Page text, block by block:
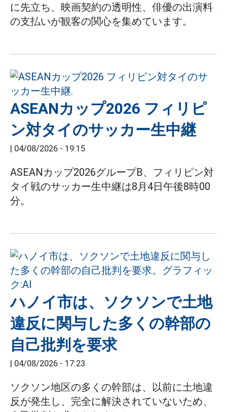
に先立ち、映画契約の透明性、俳優の出演料
の支払いが観客の関心を集めています。
ASEANカップ2026 フィリピ
ン対タイのサッカー生中継
| 04/08/2026 - 19:15
ASEANカップ2026グループB、フィリピン対
タイ戦のサッカー生中継は8月4日午後8時00
分。
ハノイ市は、ソクソンで土地
違反に関与した多くの幹部の
自己批判を要求
| 04/08/2026 - 17:23
ソクソン地区の多くの幹部は、以前に土地違
反が発生し、完全に解決されていないため、